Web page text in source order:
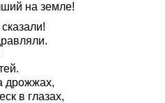
на земле!
дрожжах,
в глазах,